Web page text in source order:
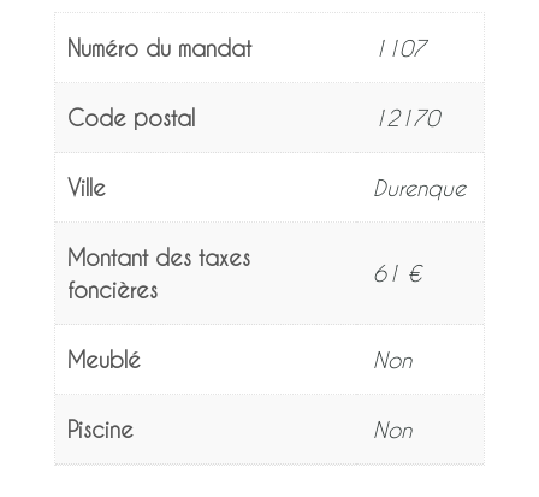
Numéro du mandat 1107
Code postal 12170
Ville Durenque
Montant des taxes
foncières
61 €
Meublé Non
Piscine Non